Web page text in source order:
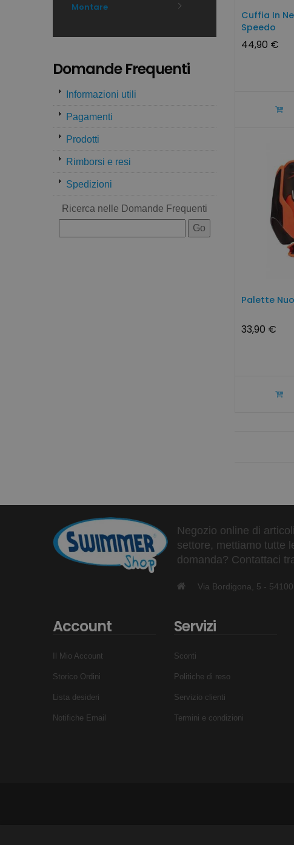
Montare
Domande Frequenti
Informazioni utili
Pagamenti
Prodotti
Rimborsi e resi
Spedizioni
Ricerca nelle Domande Frequenti
Cuffia In
Speedo
44,90 €
Palette
33,90 €
Negozio online di
settore, mettiamo tutte
domanda? Contattaci
Via Bordigona, 5 -
Account
Il Mio Account
Storico Ordini
Lista desideri
Notifiche Email
Servizi
Sconti
Politiche di reso
Servizio clienti
Termini e condizioni